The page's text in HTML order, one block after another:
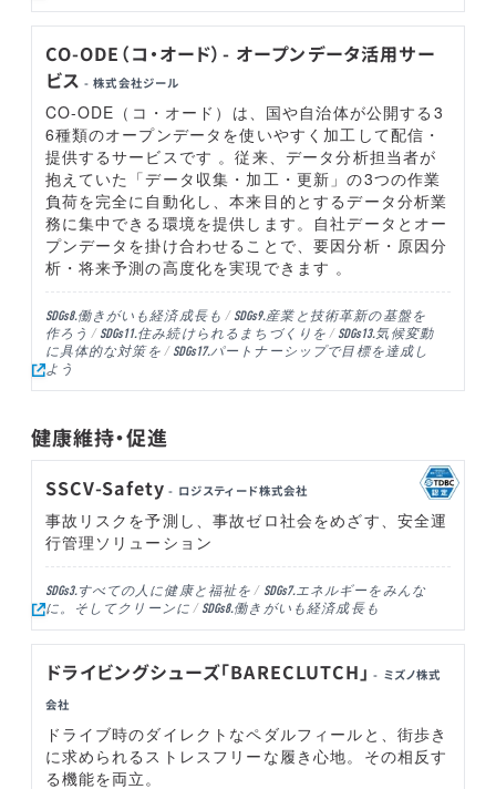
CO-ODE（コ・オード）- オープンデータ活用サー
ビス - 株式会社ジール
CO-ODE（コ・オード）は、国や自治体が公開する3
6種類のオープンデータを使いやすく加工して配信・
提供するサービスです 。従来、データ分析担当者が
抱えていた「データ収集・加工・更新」の3つの作業
負荷を完全に自動化し、本来目的とするデータ分析業
務に集中できる環境を提供します。自社データとオー
プンデータを掛け合わせることで、要因分析・原因分
析・将来予測の高度化を実現できます 。
SDGs8.働きがいも経済成長も SDGs9.産業と技術革新の基盤を
作ろう
SDGs11.住み続けられるまちづくりを SDGs13.気候変動
に具体的な対策を
SDGs17.パートナーシップで目標を達成し
よう
健康維持・促進
SSCV-Safety - ロジスティード株式会社
事故リスクを予測し、事故ゼロ社会をめざす、安全運
行管理ソリューション
SDGs3.すべての人に健康と福祉を SDGs7.エネルギーをみんな
に。そしてクリーンに
SDGs8.働きがいも経済成長も
ドライビングシューズ「BARECLUTCH」 - ミズノ株式
会社
ドライブ時のダイレクトなペダルフィールと、街歩き
に求められるストレスフリーな履き心地。その相反す
る機能を両立。